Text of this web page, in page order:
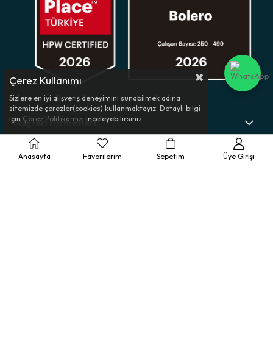
Müşteri Hizmetleri
Ürün Rehberi
Çerez Kullanımı
Sizlere en iyi alışveriş deneyimini sunabilmek adına
sitemizde çerezler(cookies) kullanmaktayız. Detaylı bilgi
için Çerez Politikamızı inceleyebilirsiniz.
Anasayfa Favorilerim Sepetim Üye Girişi